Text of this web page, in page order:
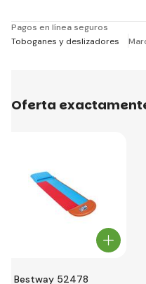
Pagos en línea seguros
Toboganes y deslizadores
Oferta
Bestway 52478